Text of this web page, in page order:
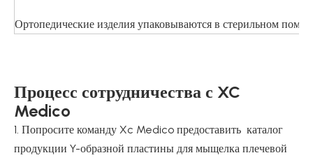
Ортопедические изделия упаковываются в стерильном
Процесс сотрудничества с XC
Medico
1. Попросите команду Xc Medico предоставить каталог
продукции Y-образной пластины для мыщелка плечевой